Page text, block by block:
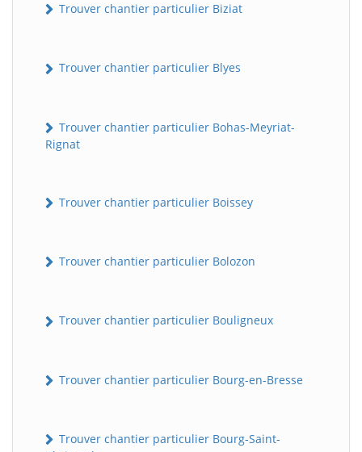
Trouver chantier particulier Biziat
Trouver chantier particulier Blyes
Trouver chantier particulier Bohas-Meyriat-
Rignat
Trouver chantier particulier Boissey
Trouver chantier particulier Bolozon
Trouver chantier particulier Bouligneux
Trouver chantier particulier Bourg-en-Bresse
Trouver chantier particulier Bourg-Saint-